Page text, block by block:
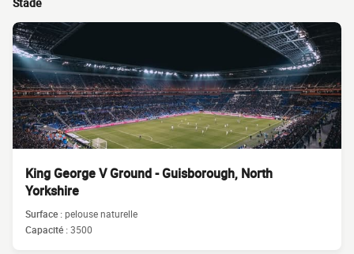
King George V Ground - Guisborough, North
Yorkshire
Surface :pelouse naturelle
Capacité :3500